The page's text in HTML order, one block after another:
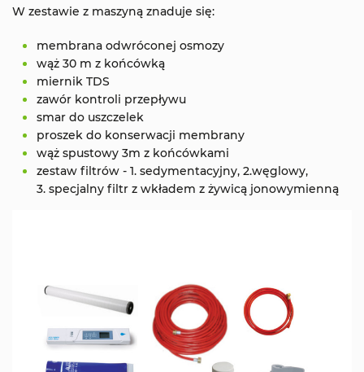
W zestawie z maszyną znaduje się:
membrana odwróconej osmozy
wąż 30 m z końcówką
miernik TDS
zawór kontroli przepływu
smar do uszczelek
proszek do konserwacji membrany
wąż spustowy 3m z końcówkami
zestaw filtrów - 1. sedymentacyjny, 2.węglowy,
3. specjalny filtr z wkładem z żywicą jonowymienną